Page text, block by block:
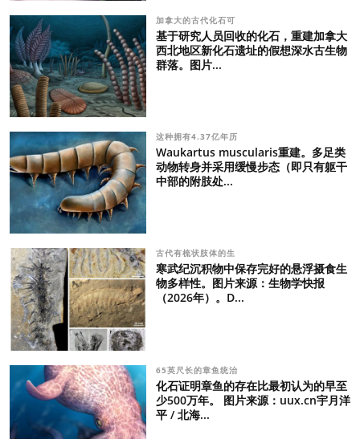
加拿大的古代化石可
基于研究人员回收的化石，重建加拿大
西北地区新化石遗址的假想深水古生物
群落。图片...
这种拥有4.37亿年历
Waukartus muscularis重建。多足类
动物转身并采用缓慢步态（即只有躯干
中部的附肢处...
古代有梳状肢体的生
寒武纪沉积物中保存完好的悬浮摄食生
物多样性。图片来源：生物学快报
（2026年）。D...
65英尺长的章鱼统治
化石证明章鱼的存在比最初认为的早至
少500万年。 图片来源：uux.cn宇月洋
平 / 北海...